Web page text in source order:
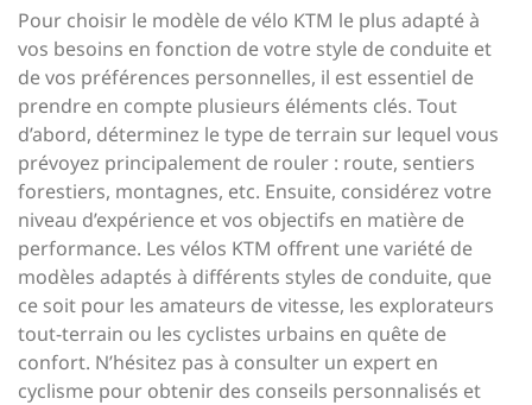
Pour choisir le modèle de vélo KTM le plus adapté à
vos besoins en fonction de votre style de conduite et
de vos préférences personnelles, il est essentiel de
prendre en compte plusieurs éléments clés. Tout
d’abord, déterminez le type de terrain sur lequel vous
prévoyez principalement de rouler : route, sentiers
forestiers, montagnes, etc. Ensuite, considérez votre
niveau d’expérience et vos objectifs en matière de
performance. Les vélos KTM offrent une variété de
modèles adaptés à différents styles de conduite, que
ce soit pour les amateurs de vitesse, les explorateurs
tout-terrain ou les cyclistes urbains en quête de
confort. N’hésitez pas à consulter un expert en
cyclisme pour obtenir des conseils personnalisés et